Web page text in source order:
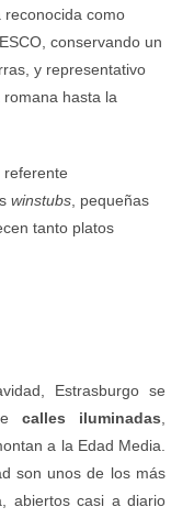
reconocida como
conservando un
y representativo
hasta la
referente
winstubs, pequeñas
tanto platos
Estrasburgo se
calles iluminadas,
a la Edad Media.
son unos de los más
abiertos casi a diario